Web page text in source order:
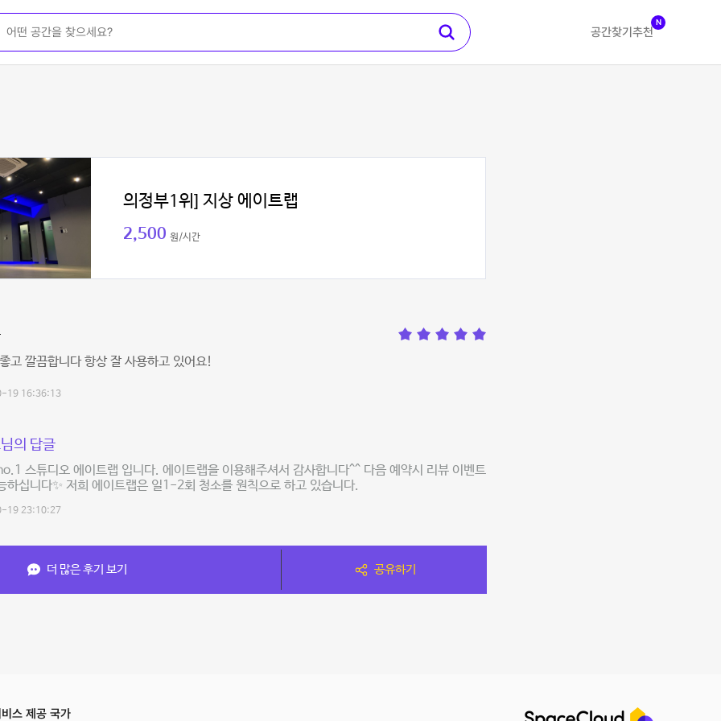
공간찾기 추천
N
의정부1위] 지상 에이트랩
2,500 원/시간
고 깔끔합니다 항상 잘 사용하고 있어요!
19 16:36:13
의 답글
스튜디오 에이트랩 입니다. 에이트랩을 이용해주셔서 감사합니다^^ 다음 예약시 리뷰 이벤트
하십니다✨ 저희 에이트랩은 일1-2회 청소를 원칙으로 하고 있습니다.
19 23:10:27
더 많은 후기 보기 공유하기
스 제공 국가